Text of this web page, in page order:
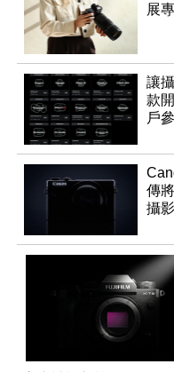
展
讓
款
戶
傳
攝